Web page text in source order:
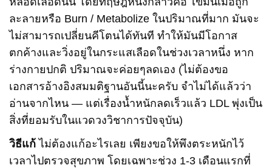
ละลายหรือ Burn / Metabolize ในปริมาณที่มาก มันจะ
ไม่สามารถเปลี่ยนคีโตนได้ทันที ทำให้มันมีโอกาส
ตกค้างและวิ่งอยู่ในกระแสเลือดในช่วงเวลาหนึ่ง หาก
ร่างกายปกติ ปริมาณจะค่อยๆลดเอง (ไม่ต้องขอ
เอกสารอ้างอิงสมมติฐานอันนี้นะครับ จำไม่ได้แล้วว่า
อ่านจากไหน — แต่เรื่องน้ำหนักลดเร็วแล้ว LDL พุ่งเป็น
สิ่งที่ยอมรับในแวดวงวิชาการปัจจุบัน)
วิธีแก้ ไม่ต้องแก้อะไรเลย เพียงขอให้พึงตระหนักไว้
เวลาไปตรวจสุขภาพ โดยเฉพาะช่วง 1-3 เดือนแรกที่